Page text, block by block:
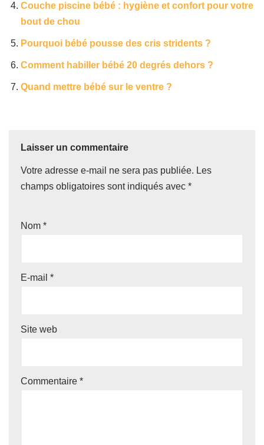
Couche piscine bébé : hygiène et confort pour votre
bout de chou
Pourquoi bébé pousse des cris stridents ?
Comment habiller bébé 20 degrés dehors ?
Quand mettre bébé sur le ventre ?
Laisser un commentaire
Votre adresse e-mail ne sera pas publiée. Les
champs obligatoires sont indiqués avec *
Nom *
E-mail *
Site web
Commentaire *